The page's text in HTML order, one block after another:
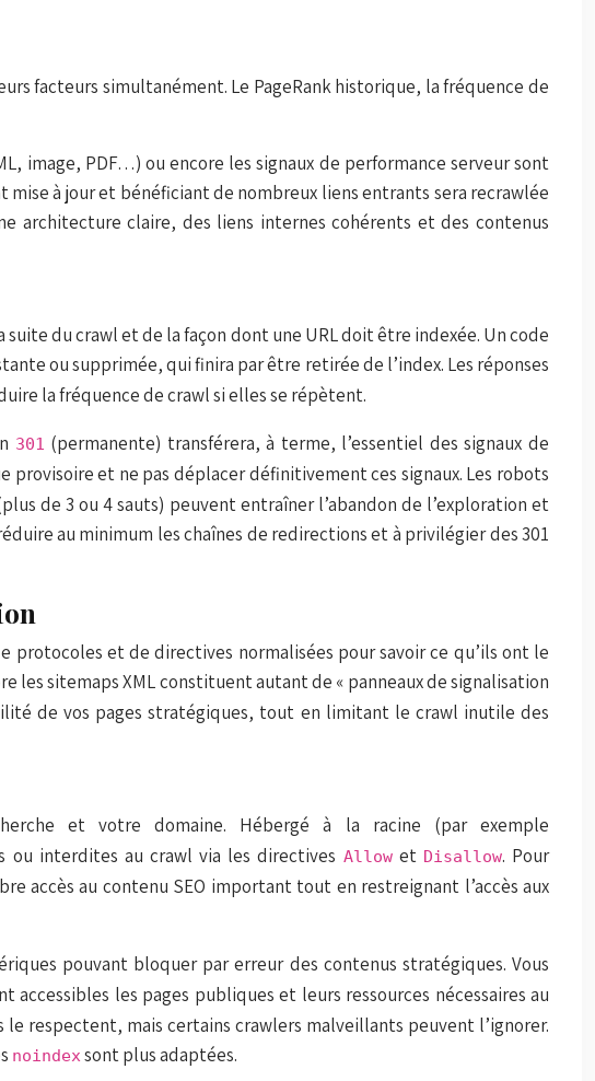
facteurs simultanément. Le PageRank historique, la fréquence de
image, PDF…) ou encore les signaux de performance serveur sont
à jour et bénéficiant de nombreux liens entrants sera recrawlée
architecture claire, des liens internes cohérents et des contenus
du crawl et de la façon dont une URL doit être indexée. Un code
ou supprimée, qui finira par être retirée de l’index. Les réponses
la fréquence de crawl si elles se répètent.
301 (permanente) transférera, à terme, l’essentiel des signaux de
provisoire et ne pas déplacer définitivement ces signaux. Les robots
de 3 ou 4 sauts) peuvent entraîner l’abandon de l’exploration et
au minimum les chaînes de redirections et à privilégier des 301
protocoles et de directives normalisées pour savoir ce qu’ils ont le
les sitemaps XML constituent autant de « panneaux de signalisation
de vos pages stratégiques, tout en limitant le crawl inutile des
et votre domaine. Hébergé à la racine (par exemple
ou interdites au crawl via les directives Allowet Disallow. Pour
accès au contenu SEO important tout en restreignant l’accès aux
pouvant bloquer par erreur des contenus stratégiques. Vous
accessibles les pages publiques et leurs ressources nécessaires au
respectent, mais certains crawlers malveillants peuvent l’ignorer.
noindexsont plus adaptées.